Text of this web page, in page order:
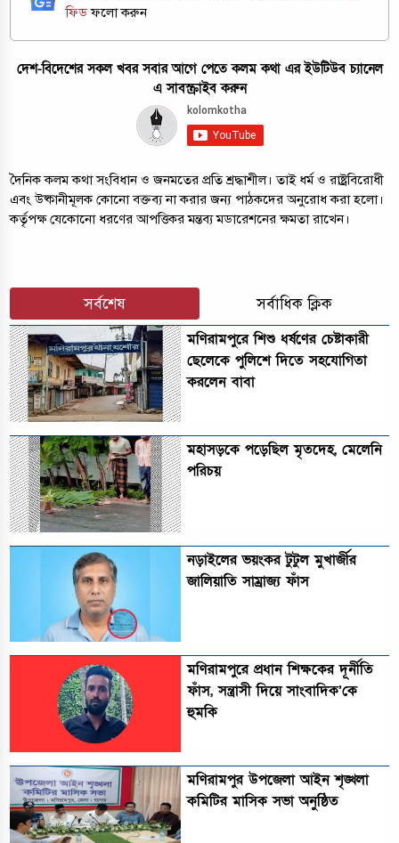
ফিডফলো করুন
দেশ-বিদেশের সকল খবর সবার আগে পেতে কলম কথা এর ইউটিউব চ্যানেল
এ সাবস্ক্রাইব করুন
দৈনিক কলম কথা সংবিধান ও জনমতের প্রতি শ্রদ্ধাশীল। তাই ধর্ম ও রাষ্ট্রবিরোধী
এবং উষ্কানীমূলক কোনো বক্তব্য না করার জন্য পাঠকদের অনুরোধ করা হলো।
কর্তৃপক্ষ যেকোনো ধরণের আপত্তিকর মন্তব্য মডারেশনের ক্ষমতা রাখেন।
সর্বশেষ সর্বাধিক ক্লিক
মণিরামপুরে শিশু ধর্ষণের চেষ্টাকারী
ছেলেকে পুলিশে দিতে সহযোগিতা
করলেন বাবা
মহাসড়কে পড়েছিল মৃতদেহ, মেলেনি
পরিচয়
নড়াইলের ভয়ংকর টুটুল মুখার্জীর
জালিয়াতি সাম্রাজ্য ফাঁস
মণিরামপুরে প্রধান শিক্ষকের দূর্নীতি
ফাঁস, সন্ত্রাসী দিয়ে সাংবাদিক’কে
হুমকি
মণিরামপুর উপজেলা আইন শৃঙ্খলা
কমিটির মাসিক সভা অনুষ্ঠিত‎‎